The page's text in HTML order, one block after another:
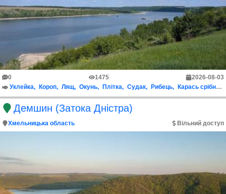
0 1475
2026-08-03
Уклейка
Короп Лящ Окунь Плітка Судак Рибець Карась срібний
Демшин (Затока Дністра)
Хмельницька область Вільний доступ